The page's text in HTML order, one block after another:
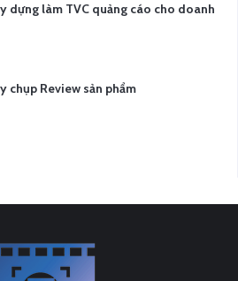
dựng làm TVC quảng cáo cho doanh
chụp Review sản phẩm